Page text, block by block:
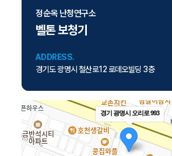
주소
경기 광명시 철산로 12 로데오
전화
02-2685-3100
정순옥 난청연구소
벨톤 보청기
ADDRESS.
경기도 광명시 철산로12 로데오빌딩 3층
경기 광명시 오리로 993